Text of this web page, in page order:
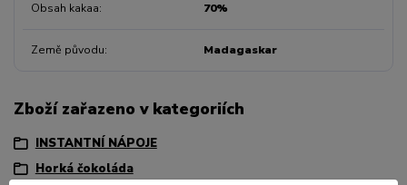
Obsah kakaa 70%
Země původu Madagaskar
Zboží zařazeno v kategoriích
INSTANTNÍ NÁPOJE
Horká čokoláda